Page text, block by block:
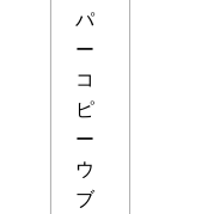
パ
ー
コ
ピ
ー
ウ
ブ